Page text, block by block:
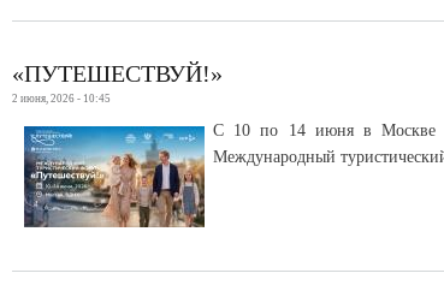
«ПУТЕШЕСТВУЙ!»
2 июня, 2026 - 10:45
С 10 по 14 июня в Москве
Международный